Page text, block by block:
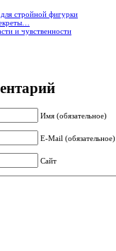
стройной фигурки
и чувственности
Имя (обязательное)
E-Mail (обязательное)
Сайт